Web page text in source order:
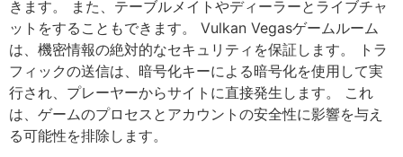
きます。 また、テーブルメイトやディーラーとライブチャ
ットをすることもできます。 Vulkan Vegasゲームルーム
は、機密情報の絶対的なセキュリティを保証します。 トラ
フィックの送信は、暗号化キーによる暗号化を使用して実
行され、プレーヤーからサイトに直接発生します。 これ
は、ゲームのプロセスとアカウントの安全性に影響を与え
る可能性を排除します。